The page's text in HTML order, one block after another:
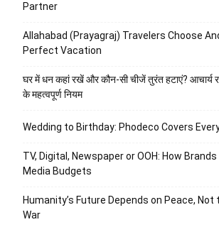
Partner
Allahabad (Prayagraj) Travelers Choose
Perfect Vacation
घर में धन कहां रखें और कौन-सी चीजें तुरंत हटाएं? आचार्य
के महत्वपूर्ण नियम
Wedding to Birthday: Phodeco Covers
TV, Digital, Newspaper or OOH: How
Media Budgets
Humanity’s Future Depends on Peace,
War